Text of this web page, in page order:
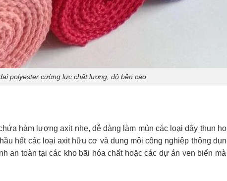
polyester cường lực chất lượng, độ bền cao
hàm lượng axit nhẹ, dễ dàng làm mủn các loại dây thun
hết các loại axit hữu cơ và dung môi công nghiệp thông
an toàn tại các kho bãi hóa chất hoặc các dự án ven biển mà